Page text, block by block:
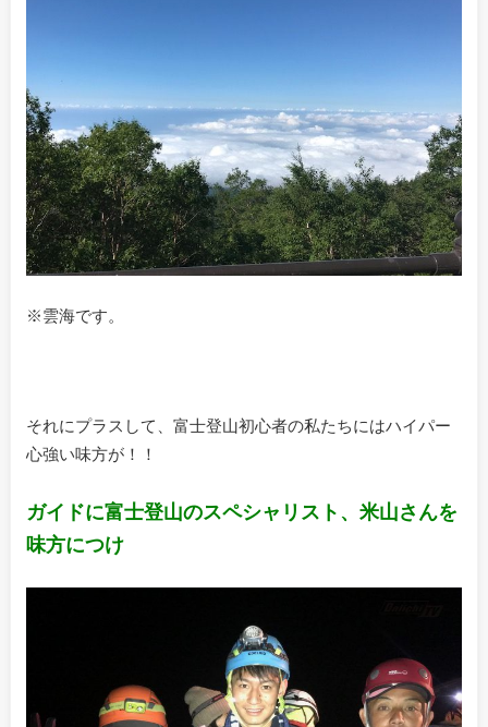
※雲海です。
それにプラスして、富士登山初心者の私たちにはハイパー
心強い味方が！！
ガイドに富士登山のスペシャリスト、米山さんを
味方につけ